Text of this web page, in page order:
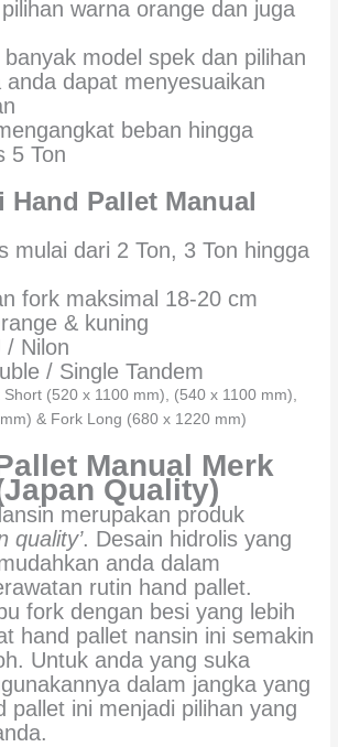
warna orange dan juga
banyak model spek dan pilihan
anda dapat menyesuaikan
beban hingga
5 Ton
Hand Pallet Manual
mulai dari 2 Ton, 3 Ton hingga
fork maksimal 18-20 cm
& kuning
/ Nilon
/ Single Tandem
(520 x 1100 mm), (540 x 1100 mm),
& Fork Long (680 x 1220 mm)
Manual Merk
Quality)
merupakan produk
quality’. Desain hidrolis yang
anda dalam
rutin hand pallet.
fork dengan besi yang lebih
hand pallet nansin ini semakin
Untuk anda yang suka
dalam jangka yang
pallet ini menjadi pilihan yang